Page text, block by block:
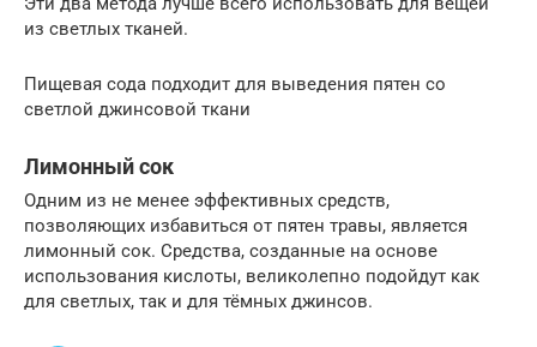
из светлых тканей.
Пищевая сода подходит для выведения пятен со
светлой джинсовой ткани
Лимонный сок
Одним из не менее эффективных средств,
позволяющих избавиться от пятен травы, является
лимонный сок. Средства, созданные на основе
использования кислоты, великолепно подойдут как
для светлых, так и для тёмных джинсов.